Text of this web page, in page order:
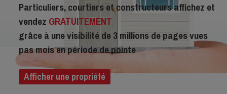
Particuliers, courtiers et constructeurs affichez et
vendez GRATUITEMENT
grâce à une visibilité de 3 millions de pages vues
pas mois en période de pointe
Afficher une propriété